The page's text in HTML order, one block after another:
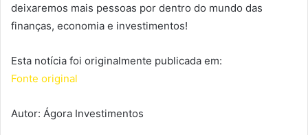
deixaremos mais pessoas por dentro do mundo das
finanças, economia e investimentos!
Esta notícia foi originalmente publicada em:
Fonte original
Autor: Ágora Investimentos